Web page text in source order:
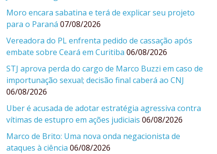
Moro encara sabatina e terá de explicar seu projeto
para o Paraná 07/08/2026
Vereadora do PL enfrenta pedido de cassação após
embate sobre Ceará em Curitiba 06/08/2026
STJ aprova perda do cargo de Marco Buzzi em caso de
importunação sexual; decisão final caberá ao CNJ
06/08/2026
Uber é acusada de adotar estratégia agressiva contra
vítimas de estupro em ações judiciais 06/08/2026
Marco de Brito: Uma nova onda negacionista de
ataques à ciência 06/08/2026